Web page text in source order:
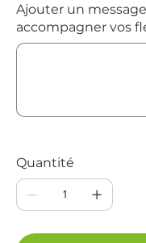
Ajouter un
accompagner vos
500
Quantité